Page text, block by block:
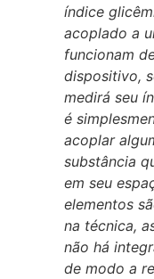
índice
acoplado a
funcionam
dispositivo,
medirá seu
é
acoplar
substância
em seu
elementos
na técnica,
não há
de modo a